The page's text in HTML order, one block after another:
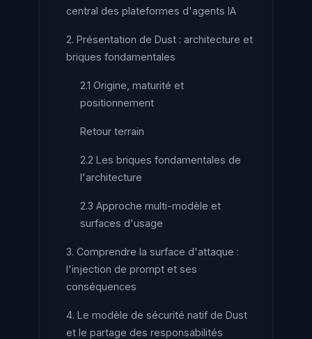
central des plateformes d'agents IA
2. Présentation de Dust : architecture et
briques fondamentales
2.1 Origine, maturité et
positionnement
Retour terrain
2.2 Les briques fondamentales de
l'architecture
2.3 Approche multi-modèle et
surfaces d'usage
3. Comprendre la surface d'attaque :
l'injection de prompt et ses
conséquences
4. Le modèle de sécurité natif de Dust
et le partage des responsabilités